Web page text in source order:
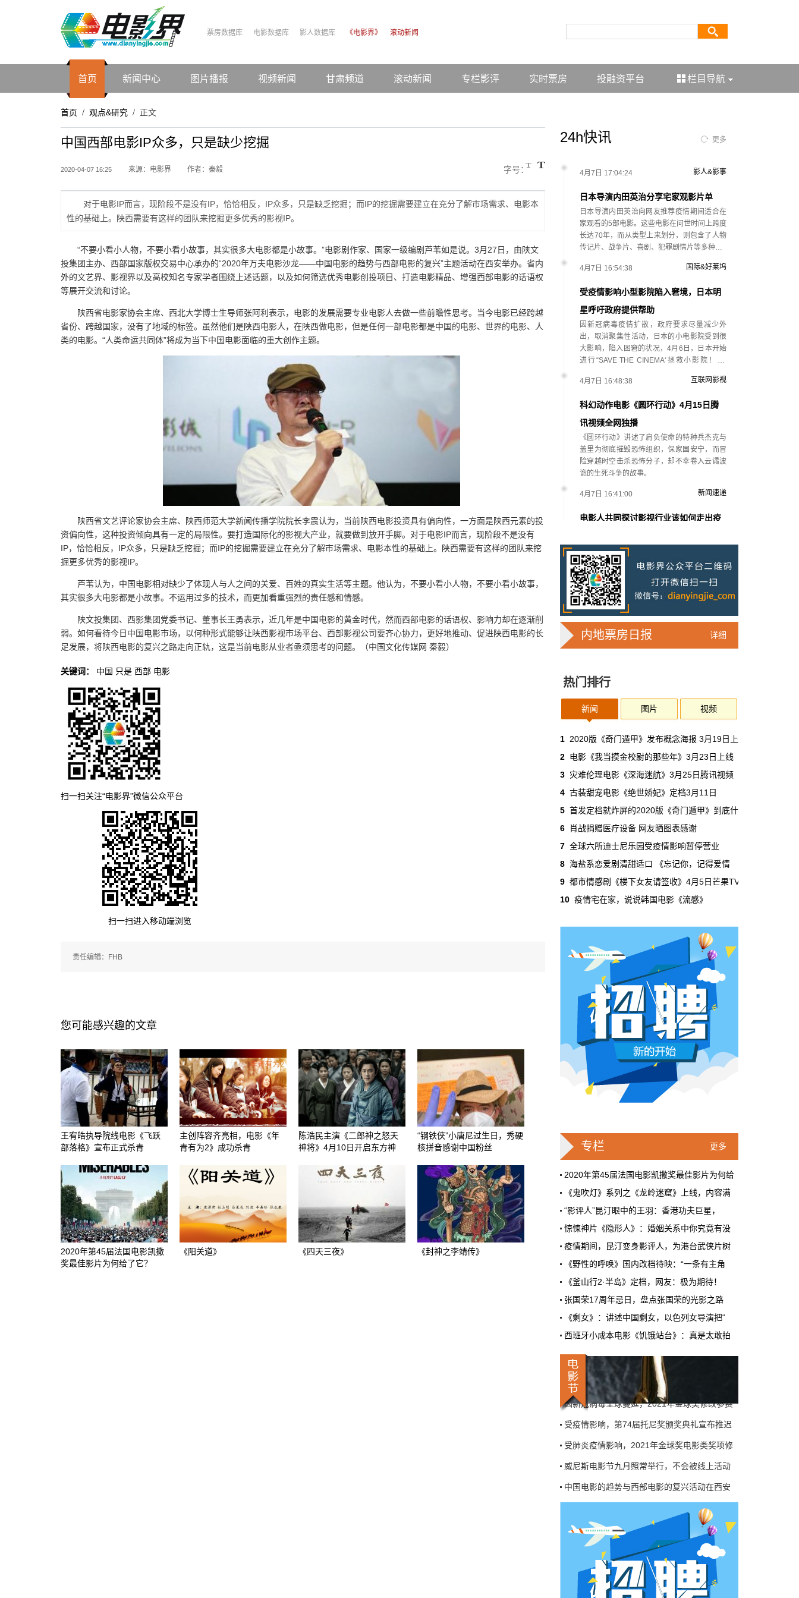
票房数据库 电影数据库 影人数据库 《电影界》 滚动新闻
首页 新闻中心 图片播报 视频新闻 甘肃频道 滚动新闻 专栏影评 实时票房 投融资平台 栏目导航
首页 / 观点&研究 / 正文
中国西部电影IP众多，只是缺少挖掘
2020-04-07 16:25 来源：电影界 作者：秦毅 字号：
对于电影IP而言，现阶段不是没有IP，恰恰相反，IP众多，只是缺乏挖掘；而IP的挖掘需要建立在充分了解市场需求、电影本
性的基础上。陕西需要有这样的团队来挖掘更多优秀的影视IP。
“不要小看小人物，不要小看小故事，其实很多大电影都是小故事。”电影剧作家、国家一级编剧芦苇如是说。3月27日，由陕文
投集团主办、西部国家版权交易中心承办的“2020年万夫电影沙龙——中国电影的趋势与西部电影的复兴”主题活动在西安举办。省内
外的文艺界、影视界以及高校知名专家学者围绕上述话题，以及如何筛选优秀电影创投项目、打造电影精品、增强西部电影的话语权
等展开交流和讨论。
陕西省电影家协会主席、西北大学博士生导师张阿利表示，电影的发展需要专业电影人去做一些前瞻性思考。当今电影已经跨越
省份、跨越国家，没有了地域的标签。虽然他们是陕西电影人，在陕西做电影，但是任何一部电影都是中国的电影、世界的电影、人
类的电影。“人类命运共同体”将成为当下中国电影面临的重大创作主题。
陕西省文艺评论家协会主席、陕西师范大学新闻传播学院院长李震认为，当前陕西电影投资具有偏向性，一方面是陕西元素的投
资偏向性，这种投资倾向具有一定的局限性。要打造国际化的影视大产业，就要做到放开手脚。对于电影IP而言，现阶段不是没有
IP，恰恰相反，IP众多，只是缺乏挖掘；而IP的挖掘需要建立在充分了解市场需求、电影本性的基础上。陕西需要有这样的团队来挖
掘更多优秀的影视IP。
芦苇认为，中国电影相对缺少了体现人与人之间的关爱、百姓的真实生活等主题。他认为，不要小看小人物，不要小看小故事，
其实很多大电影都是小故事。不运用过多的技术，而更加看重强烈的责任感和情感。
陕文投集团、西影集团党委书记、董事长王勇表示，近几年是中国电影的黄金时代，然而西部电影的话语权、影响力却在逐渐削
弱。如何看待今日中国电影市场，以何种形式能够让陕西影视市场平台、西部影视公司要齐心协力，更好地推动、促进陕西电影的长
足发展，将陕西电影的复兴之路走向正轨，这是当前电影从业者亟须思考的问题。（中国文化传媒网 秦毅）
关键词： 中国 只是 西部 电影
扫一扫关注“电影界”微信公众平台
扫一扫进入移动端浏览
责任编辑：FHB
您可能感兴趣的文章
王宥皓执导院线电影《飞跃
部落格》宣布正式杀青
主创阵容齐亮相，电影《年
青有为2》成功杀青
陈浩民主演《二郎神之怒天
神将》4月10日开启东方神
“钢铁侠”小唐尼过生日，秀硬
核拼音感谢中国粉丝
2020年第45届法国电影凯撒
奖最佳影片为何给了它？
《阳关道》 《四天三夜》 《封神之李靖传》
24h快讯 更多
4月7日 17:04:24
日本导演内田英治分享宅家观影片单
日本导演内田英治向网友推荐疫情期间适合在
家观看的5部电影。这些电影在问世时间上跨度
长达70年，而从类型上来划分，则包含了人物
传记片、战争片、喜剧、犯罪剧情片等多种…
影人&影事
4月7日 16:54:38
受疫情影响小型影院陷入窘境，日本明
星呼吁政府提供帮助
因新冠病毒疫情扩散，政府要求尽量减少外
出，取消聚集性活动，日本的小电影院受到很
大影响，陷入困窘的状况，4月6日，日本开始
进行“SAVE THE CINEMA‘拯救小影院！’企
国际&好莱坞
4月7日 16:48:38
科幻动作电影《圆环行动》4月15日腾
讯视频全网独播
《圆环行动》讲述了肩负使命的特种兵杰克与
盖里为彻底摧毁恐怖组织，保家国安宁，而冒
险穿越时空击杀恐怖分子，却不幸卷入云谲波
诡的生死斗争的故事。
互联网影视
4月7日 16:41:00
电影人共同探讨影视行业该如何走出疫
“我认为这次疫情给行业带来特别大的冲击，可
能事关整个行业的危急存亡。”日前，在中国电
影家协会针对“电影行业应对疫情影响”召开的
专题网络视频会议上，陈思诚这样说道…
新闻速递
4月7日 16:29:53
导演延尚昊：没想到新冠疫情这么严
重，自私将换来悲剧
昊也透露这波疫情宛如他曾想像过的剧情，致
使他在进行《釜山行2：半岛：感染半岛》后期
作业时，感到十分惊讶。
4月7日 16:25:00
中国西部电影IP众多，只是缺少挖掘
对于电影IP而言，现阶段不是没有IP，恰恰相
反，IP众多，只是缺乏挖掘；而IP的挖掘需要
上。陕西需要有这样的团队来挖掘更多优秀的
影…
观点&研究
4月7日 16:20:58
动画《麻辣女配》于本日（4月7日）起，在腾
讯视频独家播出，每周二周六双更！在电视应
新闻速递
4月7日 16:08:36
尹施允申素率确定出演OCN新韩剧
《Train》
据悉，电视剧《Train》制作方表示：“拥有多
彩魅力的演员尹施允、景收真、申素率等将在
展现独特世界观的《Train》中尝试了前所未有
的演技变身，希望大家多多关注。”
国际&好莱坞
4月7日 15:59:00
大鹏执导《吉祥如意》，期待未来出现
“超级网络电影”
大鹏将《大赢家》这一次的“网络首播”比喻为
和导演，这种亲切与遗憾并不矛盾。
影人&影事
4月7日 15:53:33
受新冠疫情影响，日剧《灰姑娘药剂
师》将延期播出
4月7日，据日媒报道，石原里美主演的医院药
剂师题材日剧《灰姑娘药剂师》将延期播出。
该剧原定于4月9日播出，但拍摄进程受到新冠
肺炎疫情影响，不得不推迟开播。
新闻速递
4月7日 15:49:51
疫情当下，定于今年9月2-12日举办的威尼斯
电影节，筹备工作依然在默默进行当中，并且
会被线上活动所取代。”
电影节&活动
4月7日 15:40:54
《007：无暇赴死》导演：影片很完
美，无需重新剪辑
为11月25日。影片导演凯瑞·福永近日表示，
不会运用这段延迟上映的时间，对本片进行重
新剪辑，他认为“无暇赴死”本身已经很好了。
…
4月7日 15:35:34
与工作人员共体时艰，郭富城自砍片酬
接演电影《断网》
新冠疫情的冲击让不少产业陷入停滞，连月来
香港电影圈几乎停产，不过仍有电影制作公司
逆境求生，据悉就连影帝郭富城都自砍片酬，
降价接演电影《断网》，与工作人员共体时
影人&影事
详细
内地票房日报
热门排行
新闻 图片 视频
1 2020版《奇门遁甲》发布概念海报 3月19日上
2 电影《我当摸金校尉的那些年》3月23日上线
3 灾难伦理电影《深海迷航》3月25日腾讯视频
4 古装甜宠电影《绝世娇妃》定档3月11日
5 首发定档就炸屏的2020版《奇门遁甲》到底什
6
肖战捐赠医疗设备 网友晒图表感谢
7 全球六所迪士尼乐园受疫情影响暂停营业
8 海盐系恋爱剧清甜适口 《忘记你，记得爱情
9 都市情感剧《楼下女友请签收》4月5日芒果TV
10 疫情宅在家，说说韩国电影《流感》
更多
专栏
2020年第45届法国电影凯撒奖最佳影片为何给
《鬼吹灯》系列之《龙岭迷窟》上线，内容满
“影评人”昆汀眼中的王羽：香港功夫巨星，
惊悚神片《隐形人》：婚姻关系中你究竟有没
疫情期间，昆汀变身影评人，为港台武侠片树
《野性的呼唤》国内改档待映：“一条有主角
《釜山行2·半岛》定档，网友：极为期待！
张国荣17周年忌日，盘点张国荣的光影之路
《剩女》：讲述中国剩女，以色列女导演把“
西班牙小成本电影《饥饿站台》：真是太敢拍
威尼斯电影节九月照常举行，不会被线上活动
中国电影的趋势与西部电影的复兴活动在西安
美国圣迭戈国际动漫展宣布：七月照常举行
艾美奖宣布：不会改变开幕时间，9月20日进
因新冠病毒全球蔓延，2021年金球奖修改参赛
受疫情影响，第74届托尼奖颁奖典礼宣布推迟
受肺炎疫情影响，2021年金球奖电影类奖项修
威尼斯电影节九月照常举行，不会被线上活动
中国电影的趋势与西部电影的复兴活动在西安
美国圣迭戈国际动漫展宣布：七月照常举行
艾美奖宣布：不会改变开幕时间，9月20日进
因新冠病毒全球蔓延，2021年金球奖修改参赛
受疫情影响，第74届托尼奖颁奖典礼宣布推迟
受肺炎疫情影响，2021年金球奖电影类奖项修